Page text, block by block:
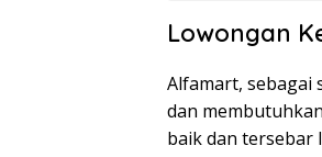
Lowongan
Alfamart, sebagai
dan
baik dan tersebar